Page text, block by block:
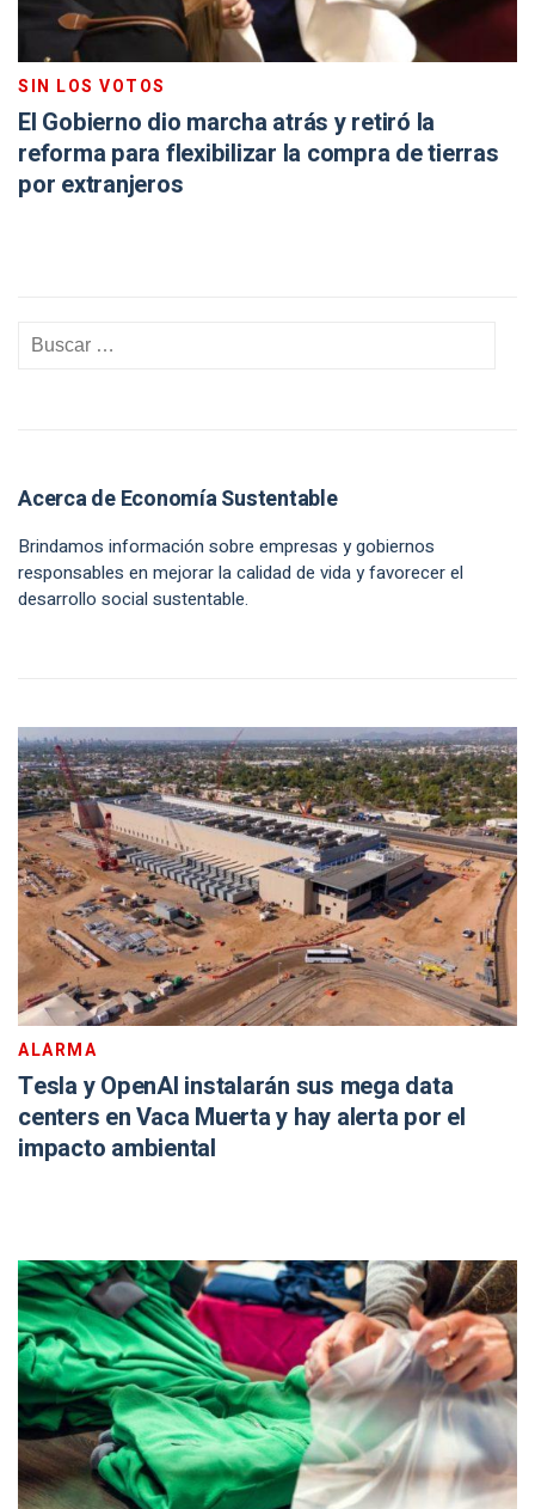
SIN LOS VOTOS
El Gobierno dio marcha atrás y retiró la
reforma para flexibilizar la compra de tierras
por extranjeros
Acerca de Economía Sustentable
Brindamos información sobre empresas y gobiernos
responsables en mejorar la calidad de vida y favorecer el
desarrollo social sustentable.
ALARMA
Tesla y OpenAI instalarán sus mega data
centers en Vaca Muerta y hay alerta por el
impacto ambiental